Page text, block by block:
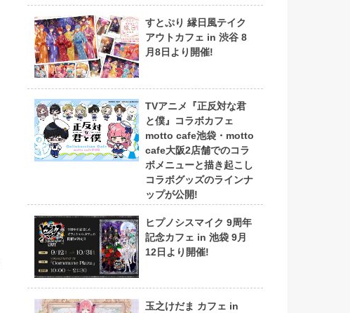
すとぷり 縁日風テイク
アウトカフェ in 渋谷 8
月8日より開催!
TVアニメ『正反対な君
と僕』コラボカフェ
motto cafe池袋・motto
cafe大阪2店舗でのコラ
ボメニューと描き起こし
コラボグッズのラインナ
ップが公開!
ヒプノシスマイク 9周年
記念カフェ in 池袋 9月
12日より開催!
玉之けだま カフェ in